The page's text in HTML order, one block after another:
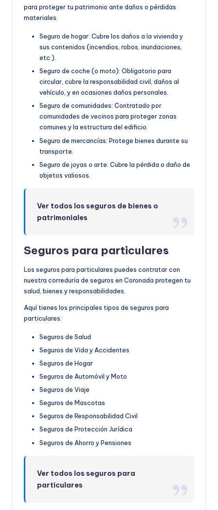
para proteger tu patrimonio ante daños o pérdidas
materiales.
Seguro de hogar: Cubre los daños a la vivienda y
sus contenidos (incendios, robos, inundaciones,
etc.).
Seguro de coche (o moto): Obligatorio para
circular, cubre la responsabilidad civil, daños al
vehículo, y en ocasiones daños personales.
Seguro de comunidades: Contratado por
comunidades de vecinos para proteger zonas
comunes y la estructura del edificio.
Seguro de mercancías: Protege bienes durante su
transporte.
Seguro de joyas o arte: Cubre la pérdida o daño de
objetos valiosos.
Ver todos los seguros de bienes o
patrimoniales
Seguros para particulares
Los seguros para particulares puedes contratar con
nuestra correduría de seguros en Coronada protegen tu
salud, bienes y responsabilidades.
Aquí tienes los principales tipos de seguros para
particulares:
Seguros de Salud
Seguros de Vida y Accidentes
Seguros de Hogar
Seguros de Automóvil y Moto
Seguros de Viaje
Seguros de Mascotas
Seguros de Responsabilidad Civil
Seguros de Protección Jurídica
Seguros de Ahorro y Pensiones
Ver todos los seguros para
particulares